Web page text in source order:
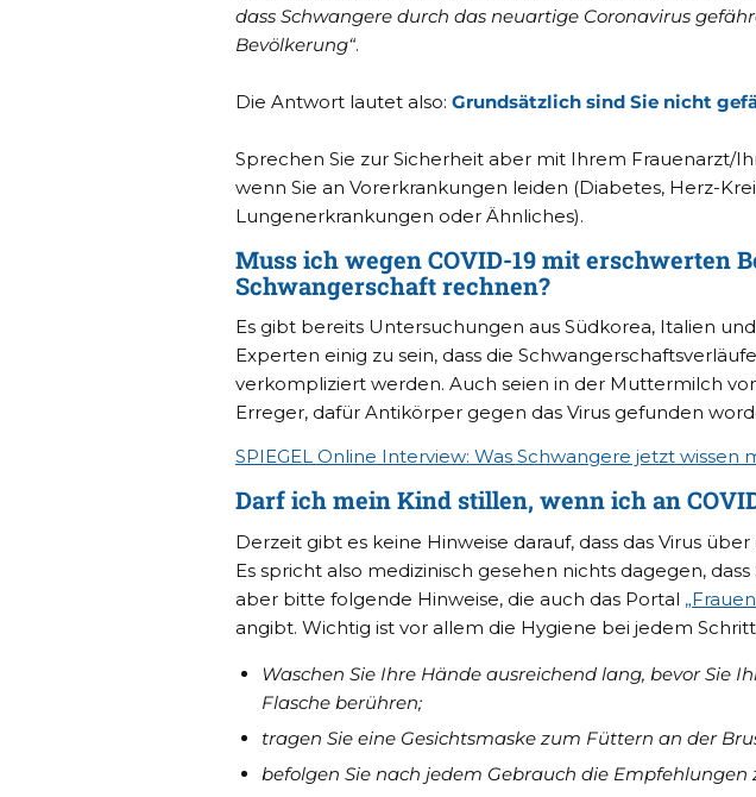
dass Schwangere durch das neuartige Coronavirus
Bevölkerung“.
Die Antwort lautet also: Grundsätzlich sind Sie nicht
Sprechen Sie zur Sicherheit aber mit Ihrem Frauenarzt/
wenn Sie an Vorerkrankungen leiden (Diabetes, Herz-
Lungenerkrankungen oder Ähnliches).
Muss ich wegen COVID-19 mit erschwerten
Schwangerschaft rechnen?
Es gibt bereits Untersuchungen aus Südkorea, Italien
Experten einig zu sein, dass die
verkompliziert werden. Auch seien in der Muttermilch
Erreger, dafür Antikörper gegen das Virus gefunden
SPIEGEL Online Interview: Was Schwangere jetzt wissen
Darf ich mein Kind stillen, wenn ich an
Derzeit gibt es keine Hinweise darauf, dass das Virus
Es spricht also medizinisch gesehen nichts dagegen,
aber bitte folgende Hinweise, die auch das Portal
angibt. Wichtig ist vor allem die Hygiene bei jedem
Waschen Sie Ihre Hände ausreichend lang, bevor Sie
Flasche berühren;
tragen Sie eine Gesichtsmaske zum Füttern an der
befolgen Sie nach jedem Gebrauch die